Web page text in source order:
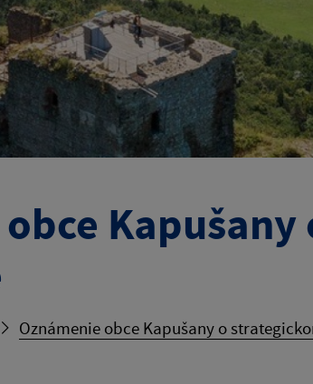
Oznámenie obce Kapušany o